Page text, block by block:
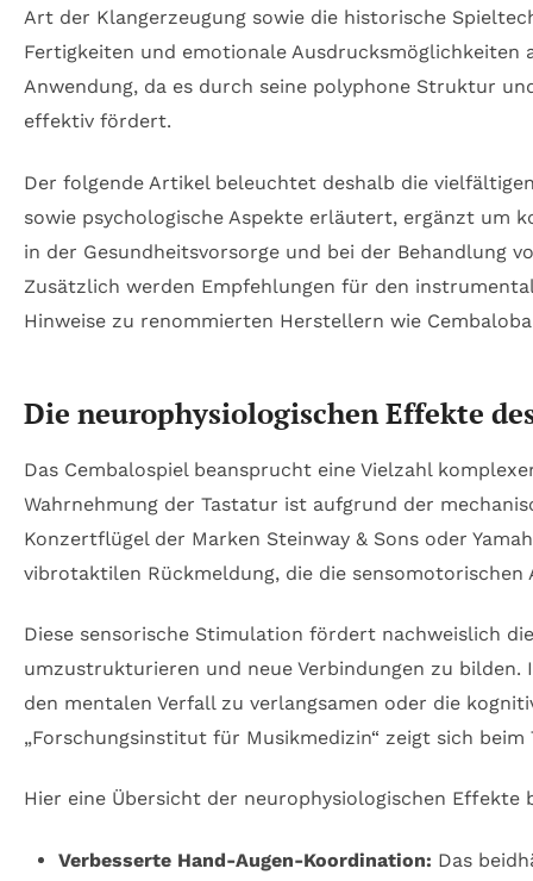
Art der Klangerzeugung sowie die historische
Fertigkeiten und emotionale Ausdrucksmöglichkeiten
Anwendung, da es durch seine polyphone Struktur
effektiv fördert.
Der folgende Artikel beleuchtet deshalb die
sowie psychologische Aspekte erläutert, ergänzt um
in der Gesundheitsvorsorge und bei der Behandlung
Zusätzlich werden Empfehlungen für den
Hinweise zu renommierten Herstellern wie
Die neurophysiologischen Effekte
Das Cembalospiel beansprucht eine Vielzahl
Wahrnehmung der Tastatur ist aufgrund der
Konzertflügel der Marken Steinway & Sons oder
vibrotaktilen Rückmeldung, die die sensomotorischen
Diese sensorische Stimulation fördert nachweislich
umzustrukturieren und neue Verbindungen zu
den mentalen Verfall zu verlangsamen oder die
„Forschungsinstitut für Musikmedizin“ zeigt sich
Hier eine Übersicht der neurophysiologischen Effekte
Verbesserte Hand-Augen-Koordination: Das